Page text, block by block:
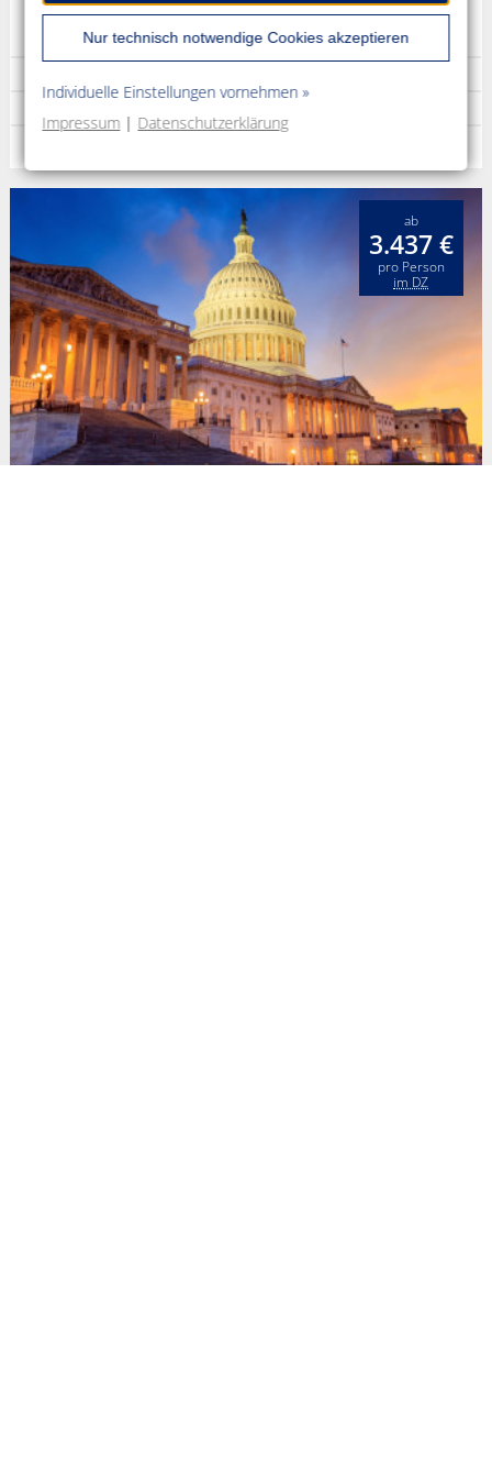
an Nashville / ab New Orleans
ab
3.437 €
pro Person
im DZ
Nur technisch notwendige Cookies akzeptieren
Individuelle Einstellungen vornehmen »
Impressum | Datenschutzerklärung